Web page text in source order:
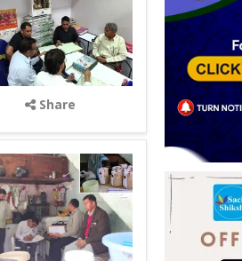
Share